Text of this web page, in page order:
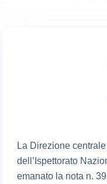
La Direzione
dell’Ispettorato
emanato la nota n.